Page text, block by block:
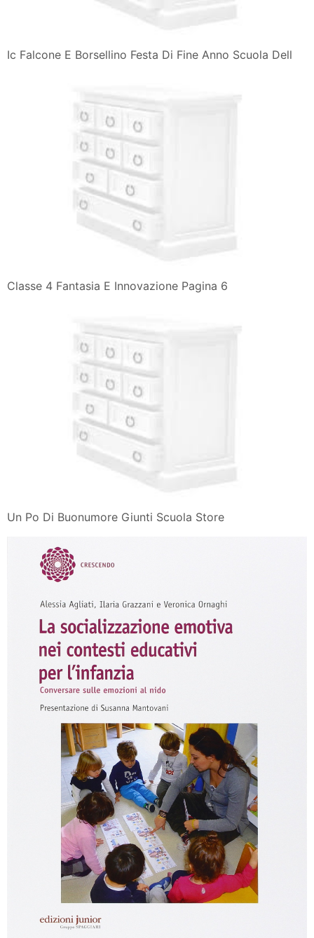
Ic Falcone E Borsellino Festa Di Fine Anno Scuola Dell
Classe 4 Fantasia E Innovazione Pagina 6
Un Po Di Buonumore Giunti Scuola Store